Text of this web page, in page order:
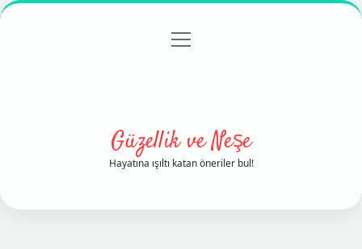
Gizlilik Politikası
menüyü
Güzellik ve Neşe
Hayatına ışıltı katan öneriler bul!